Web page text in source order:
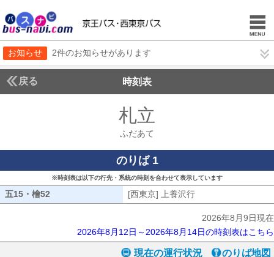
お知らせ 2件のお知らせがあります
戻る 時刻表
札立
ふだあて
のりば 1
※時刻表は以下の行先・系統の時刻を合わせて表示しています
五15・檜52 [西東京] 上養沢行
2026年8月9日現在
2026年8月12日～2026年8月14日の時刻表はこちら
現在の運行状況 のりば地図